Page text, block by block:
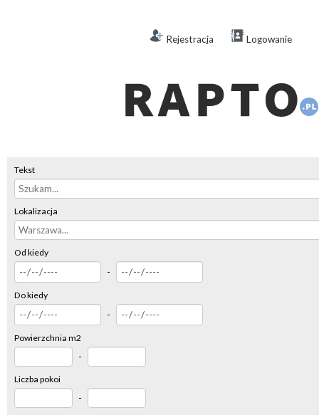
Rejestracja Logowanie
Tekst
Lokalizacja
Od kiedy
-
Do kiedy
-
Powierzchnia m2
-
Liczba pokoi
-